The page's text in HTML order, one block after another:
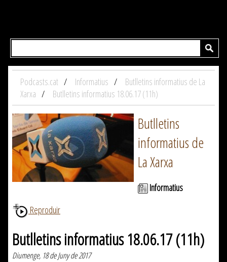
Podcasts.cat Informatius
Butlletins informatius de La
Xarxa
Butlletins informatius 18.06.17 (11h)
Butlletins
informatius de
La Xarxa
Informatius
Reproduir
Butlletins informatius 18.06.17 (11h)
Diumenge, 18 de Juny de 2017